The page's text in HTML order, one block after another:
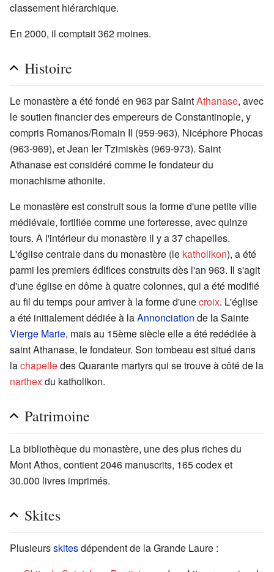
classement hiérarchique.
En 2000, il comptait 362 moines.
Histoire
Le monastère a été fondé en 963 par SaintAthanase, avec
le soutien financier des empereurs de Constantinople, y
compris Romanos/Romain II (959-963), Nicéphore Phocas
(963-969), et Jean Ier Tzimiskès (969-973). Saint
Athanase est considéré comme le fondateur du
monachisme athonite.
Le monastère est construit sous la forme d'une petite ville
médiévale, fortifiée comme une forteresse, avec quinze
tours. A l'intérieur du monastère il y a 37 chapelles.
L'église centrale dans du monastère (le katholikon), a été
parmi les premiers édifices construits dès l'an 963. Il s'agit
d'une église en dôme à quatre colonnes, qui a été modifié
au fil du temps pour arriver à la forme d'unecroix. L'église
a été initialement dédiée à laAnnonciation de la Sainte
Vierge Marie, mais au 15ème siècle elle a été redédiée à
saint Athanase, le fondateur. Son tombeau est situé dans
lachapelledes Quarante martyrs qui se trouve à côté de la
narthexdu katholikon.
Patrimoine
La bibliothèque du monastère, une des plus riches du
Mont Athos, contient 2046 manuscrits, 165 codex et
30.000 livres imprimés.
Skites
Plusieursskitesdépendent de la Grande Laure :